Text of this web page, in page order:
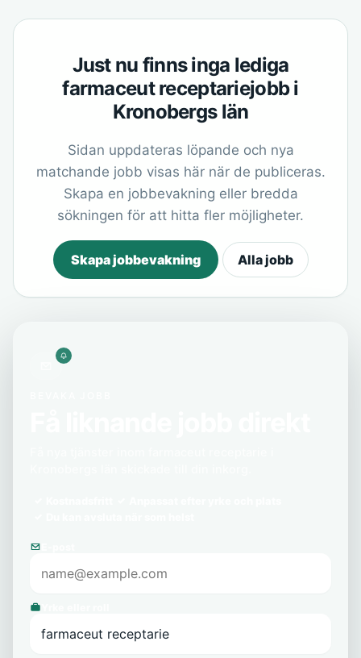
Just nu finns inga lediga
farmaceut receptariejobb i
Kronobergs län
Sidan uppdateras löpande och nya
matchande jobb visas här när de publiceras.
Skapa en jobbevakning eller bredda
sökningen för att hitta fler möjligheter.
Skapa jobbevakning Alla jobb